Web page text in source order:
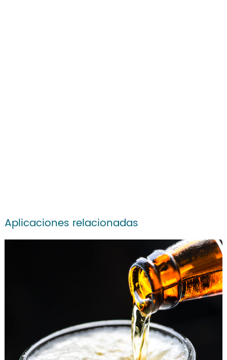
Aplicaciones relacionadas